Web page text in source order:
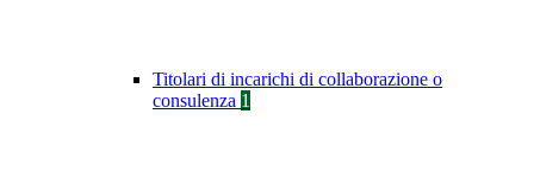
Titolari di incarichi di collaborazione o
consulenza 1